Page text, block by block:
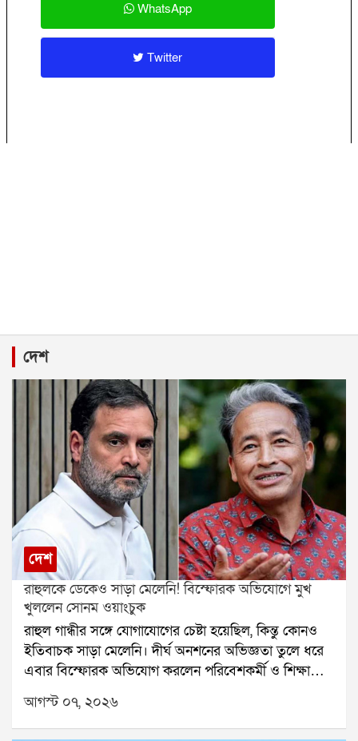
WhatsApp
Twitter
দেশ
দেশ
রাহুলকে ডেকেও সাড়া মেলেনি! বিস্ফোরক অভিযোগে মুখ
খুললেন সোনম ওয়াংচুক
রাহুল গান্ধীর সঙ্গে যোগাযোগের চেষ্টা হয়েছিল, কিন্তু কোনও
ইতিবাচক সাড়া মেলেনি। দীর্ঘ অনশনের অভিজ্ঞতা তুলে ধরে
এবার বিস্ফোরক অভিযোগ করলেন পরিবেশকর্মী ও শিক্ষাবিদ
সোনম ওয়াংচুক। শুধু রাহুল গান্ধী নন, কেন্দ্রীয় মন্ত্রীদের দেওয়া
প্রতিশ্রুতিও রক্ষা করা হয়নি বলে দাবি করেছেন তিনি। সেই
কারণেই এখন সব রাজনৈতিক নেতার উপর থেকে তাঁর আস্থা
আগস্ট ০৭, ২০২৬